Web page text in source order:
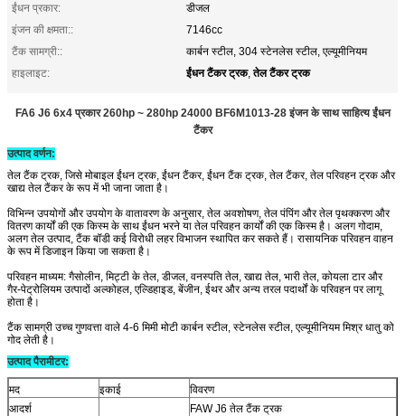
ईंधन प्रकार:
डीजल
इंजन की क्षमता::
7146cc
टैंक सामग्री::
कार्बन स्टील, 304 स्टेनलेस स्टील, एल्यूमीनियम
हाइलाइट:
ईंधन टैंकर ट्रक,तेल टैंकर ट्रक
FA6 J6 6x4 प्रकार 260hp ~ 280hp 24000 BF6M1013-28 इंजन के साथ साहित्य ईंधन
टैंकर
उत्पाद वर्णन:
तेल टैंक ट्रक, जिसे मोबाइल ईंधन ट्रक, ईंधन टैंकर, ईंधन टैंक ट्रक, तेल टैंकर, तेल परिवहन ट्रक और
खाद्य तेल टैंकर के रूप में भी जाना जाता है।
विभिन्न उपयोगों और उपयोग के वातावरण के अनुसार, तेल अवशोषण, तेल पंपिंग और तेल पृथक्करण और
वितरण कार्यों की एक किस्म के साथ ईंधन भरने या तेल परिवहन कार्यों की एक किस्म है। अलग गोदाम,
अलग तेल उत्पाद, टैंक बॉडी कई विरोधी लहर विभाजन स्थापित कर सकते हैं। रासायनिक परिवहन वाहन
के रूप में डिजाइन किया जा सकता है।
परिवहन माध्यम: गैसोलीन, मिट्टी के तेल, डीजल, वनस्पति तेल, खाद्य तेल, भारी तेल, कोयला टार और
गैर-पेट्रोलियम उत्पादों अल्कोहल, एल्डिहाइड, बेंजीन, ईथर और अन्य तरल पदार्थों के परिवहन पर लागू
होता है।
टैंक सामग्री उच्च गुणवत्ता वाले 4-6 मिमी मोटी कार्बन स्टील, स्टेनलेस स्टील, एल्यूमीनियम मिश्र धातु को
गोद लेती है।
उत्पाद पैरामीटर:
मद इकाई
विवरण
आदर्श
FAW J6 तेल टैंक ट्रक